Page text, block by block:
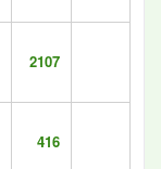
2107
416